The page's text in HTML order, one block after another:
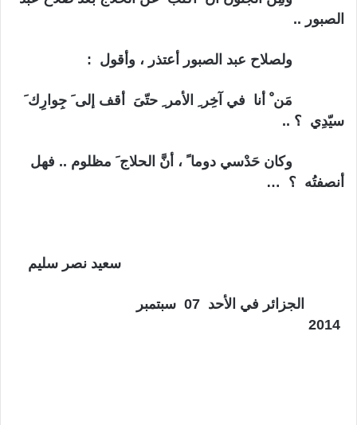
الصبور ..
ولصلاح عبد الصبور أعتذر ، وأقول :
مَن ْ أنا في آخِر ِ الأمر ِ حتّىَ أقف إلى َ جِوارِك َ
سيّدِي ؟ ..
وكان حَدْسي دوما ً ، أنَّ الحلاج َ مظلوم .. فهل
أنصفتُه ؟ …
سعيد نصر سليم
الجزائر في الأحد 07 سبتمبر